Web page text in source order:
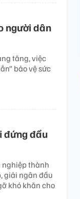
người dân
tăng, việc
bảo vệ sức
đứng đầu
nghiệp thành
giải ngân đầu
khó khăn cho